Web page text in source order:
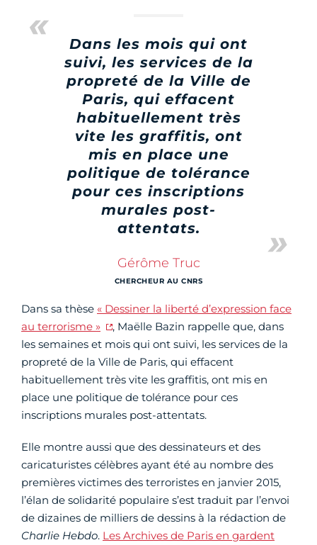
Dans les mois qui ont
suivi, les services de la
propreté de la Ville de
Paris, qui effacent
habituellement très
vite les graffitis, ont
mis en place une
politique de tolérance
pour ces inscriptions
murales post-
attentats.
Gérôme Truc
CHERCHEUR AU CNRS
Dans sa thèse « Dessiner la liberté d’expression face
au terrorisme »
, Maëlle Bazin rappelle que, dans
les semaines et mois qui ont suivi, les services de la
propreté de la Ville de Paris, qui effacent
habituellement très vite les graffitis, ont mis en
place une politique de tolérance pour ces
inscriptions murales post-attentats.
Elle montre aussi que des dessinateurs et des
caricaturistes célèbres ayant été au nombre des
premières victimes des terroristes en janvier 2015,
l’élan de solidarité populaire s’est traduit par l’envoi
de dizaines de milliers de dessins à la rédaction de
Charlie Hebdo. Les Archives de Paris en gardent